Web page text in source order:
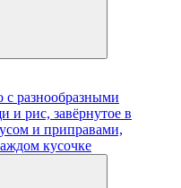
с разнообразными
и рис, завёрнутое в
и приправами,
кусочке